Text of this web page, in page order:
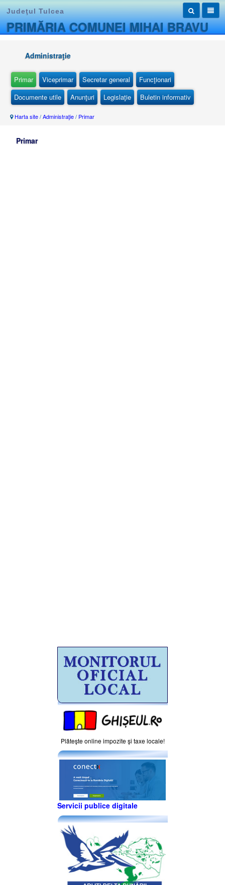
Judeţul Tulcea
PRIMĂRIA COMUNEI MIHAI BRAVU
Administraţie
Primar Viceprimar Secretar general
Funcţionari
Documente utile
Anunţuri Legislaţie Buletin informativ
Harta site/Administraţie/ Primar
Primar
Plăteşte online impozite şi taxe locale!
Servicii publice digitale